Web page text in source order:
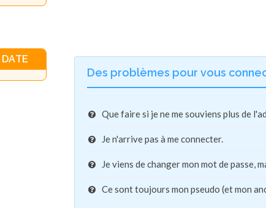
Des problèmes pour vous
Que faire si je ne me souviens plus de
Je n'arrive pas à me connecter.
Je viens de changer mon mot de passe,
Ce sont toujours mon pseudo (et mon